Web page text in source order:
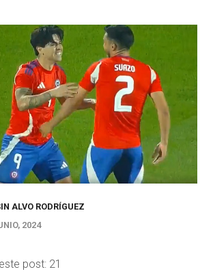
ALVO RODRÍGUEZ
2024
post: 21